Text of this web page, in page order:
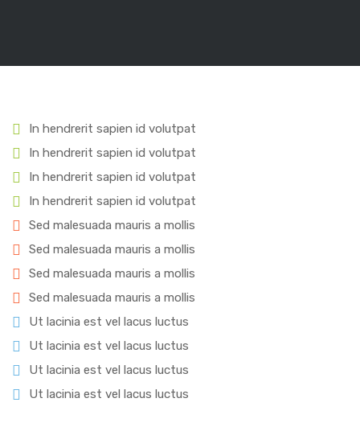
In hendrerit sapien id volutpat
In hendrerit sapien id volutpat
In hendrerit sapien id volutpat
In hendrerit sapien id volutpat
Sed malesuada mauris a mollis
Sed malesuada mauris a mollis
Sed malesuada mauris a mollis
Sed malesuada mauris a mollis
Ut lacinia est vel lacus luctus
Ut lacinia est vel lacus luctus
Ut lacinia est vel lacus luctus
Ut lacinia est vel lacus luctus